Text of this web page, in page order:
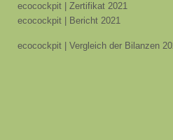
ecocockpit | Zertifikat 2021
ecocockpit | Bericht 2021
ecocockpit | Vergleich der Bilanzen